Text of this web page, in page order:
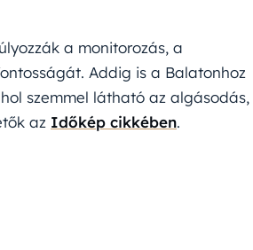
a monitorozás, a
Addig is a Balatonhoz
szemmel látható az algásodás,
az Időkép cikkében.